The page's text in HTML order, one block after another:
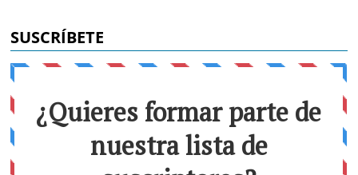
SUSCRÍBETE